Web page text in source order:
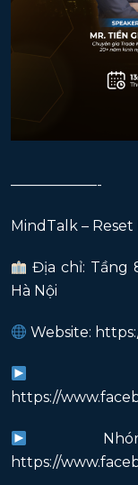
——————-
MindTalk –
Địa chỉ: Tầng
Hà Nội
Website:
https://
https://